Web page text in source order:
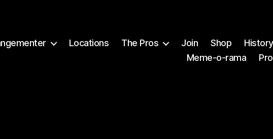
Locations The Pros Join Shop History
Meme-o-rama